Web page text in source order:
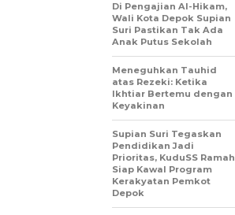
Di Pengajian Al-Hikam,
Wali Kota Depok Supian
Suri Pastikan Tak Ada
Anak Putus Sekolah
Meneguhkan Tauhid
atas Rezeki: Ketika
Ikhtiar Bertemu dengan
Keyakinan
Supian Suri Tegaskan
Pendidikan Jadi
Prioritas, KuduSS Ramah
Siap Kawal Program
Kerakyatan Pemkot
Depok